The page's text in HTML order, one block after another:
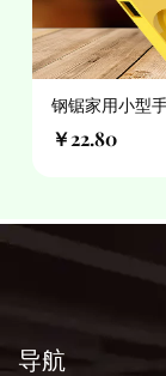
钢锯家用小型
钢锯架工具
￥22.80
导航